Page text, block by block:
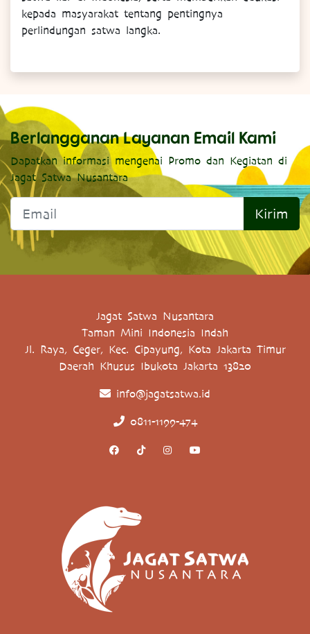
kepada masyarakat tentang pentingnya
perlindungan satwa langka.
Berlangganan Layanan Email Kami
Dapatkan informasi mengenai Promo dan Kegiatan di
Jagat Satwa Nusantara
Kirim
Jagat Satwa Nusantara
Taman Mini Indonesia Indah
Jl. Raya, Ceger, Kec. Cipayung, Kota Jakarta Timur
Daerah Khusus Ibukota Jakarta 13820
info@jagatsatwa.id
0811-1199-474